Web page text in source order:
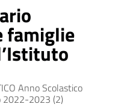
famiglie
Anno Scolastico
2022-2023 (2)